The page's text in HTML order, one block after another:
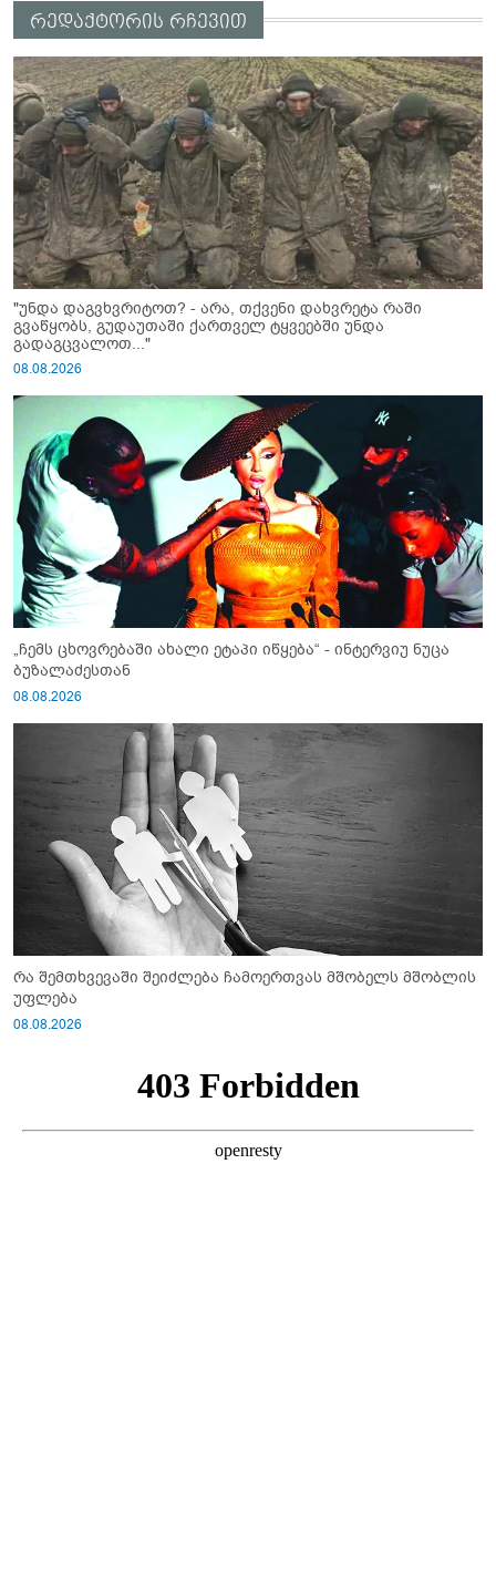
რედაქტორის რჩევით
"უნდა დაგვხვრიტოთ? - არა, თქვენი დახვრეტა რაში
გვაწყობს, გუდაუთაში ქართველ ტყვეებში უნდა
გადაგცვალოთ..."
08.08.2026
„ჩემს ცხოვრებაში ახალი ეტაპი იწყება“ - ინტერვიუ ნუცა
ბუზალაძესთან
08.08.2026
რა შემთხვევაში შეიძლება ჩამოერთვას მშობელს მშობლის
უფლება
08.08.2026